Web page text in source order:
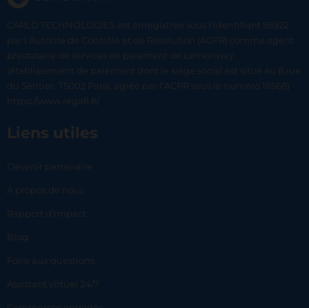
CARLO TECHNOLOGIES est enregistrée sous l'identifiant 95922
par l’Autorité de Contrôle et de Résolution (ACPR) comme agent
prestataire de services de paiement de Lemonway
(établissement de paiement dont le siège social est situé au 8 rue
du Sentier, 75002 Paris, agréé par l’ACPR sous le numéro 16568) -
https://www.regafi.fr/
Liens utiles
Devenir partenaire
À propos de nous
Rapport d’impact
Blog
Foire aux questions
Assistant virtuel 24/7